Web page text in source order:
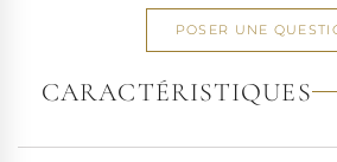
POSER UNE
CARACTÉRISTIQUES